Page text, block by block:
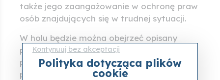
także jego zaangażowanie w ochronę praw
osób znajdujących się w trudnej sytuacji.
W holu będzie można obejrzeć opisany
powyżej, bardzo urzekający film wideo,
pokazujący kolejno, z wielką dokładnością i
podążając słowo w słowo za etapami
Kontynuuj bez akceptacji
Polityka dotycząca plików
cookie